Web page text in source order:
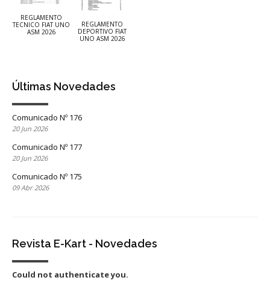
REGLAMENTO
TECNICO FIAT UNO
ASM 2026
REGLAMENTO
DEPORTIVO FIAT
UNO ASM 2026
Últimas Novedades
Comunicado Nº 176
20 Jun 2026
Comunicado Nº 177
20 Jun 2026
Comunicado Nº 175
09 Abr 2026
Revista E-Kart - Novedades
Could not authenticate you.